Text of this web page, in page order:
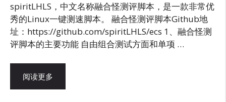
spiritLHLS，中文名称融合怪测评脚本，是一款非常优
秀的Linux一键测速脚本。 融合怪测评脚本Github地
址：https://github.com/spiritLHLS/ecs 1、融合怪测
评脚本的主要功能 自由组合测试方面和单项 …
阅读更多